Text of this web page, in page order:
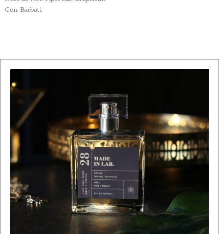
Gen: Barbati